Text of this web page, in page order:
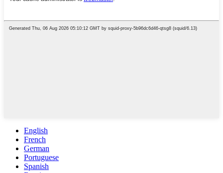
English
French
German
Portuguese
Spanish